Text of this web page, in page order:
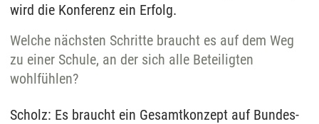
wird die Konferenz ein Erfolg.
Welche nächsten Schritte braucht es auf dem Weg
zu einer Schule, an der sich alle Beteiligten
wohlfühlen?
Scholz: Es braucht ein Gesamtkonzept auf Bundes-